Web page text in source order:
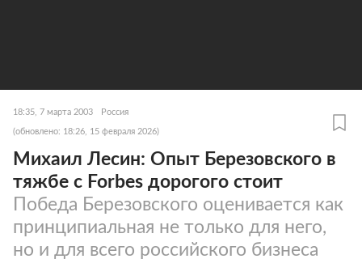
18:35, 7 марта 2003 Россия
(обновлено: 18:26, 15 февраля 2026)
Михаил Лесин: Опыт Березовского в
тяжбе с Forbes дорогого стоит
Победа Березовского оценивается как
принципиальная не только для него,
но и для всего российского бизнеса